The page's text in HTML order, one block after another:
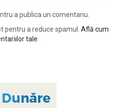
a publica un comentariu.
a reduce spamul. Află cum
tale